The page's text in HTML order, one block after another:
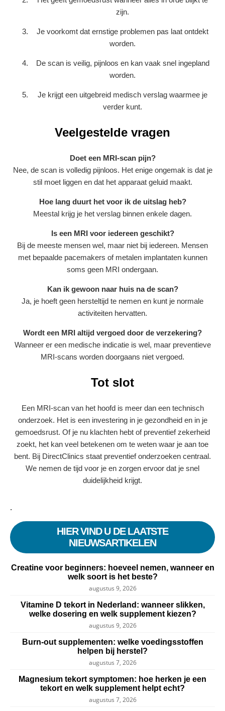
zijn.
Je voorkomt dat ernstige problemen pas laat ontdekt
worden.
De scan is veilig, pijnloos en kan vaak snel ingepland
worden.
Je krijgt een uitgebreid medisch verslag waarmee je
verder kunt.
Veelgestelde vragen
Doet een MRI-scan pijn?
Nee, de scan is volledig pijnloos. Het enige ongemak is dat je
stil moet liggen en dat het apparaat geluid maakt.
Hoe lang duurt het voor ik de uitslag heb?
Meestal krijg je het verslag binnen enkele dagen.
Is een MRI voor iedereen geschikt?
Bij de meeste mensen wel, maar niet bij iedereen. Mensen
met bepaalde pacemakers of metalen implantaten kunnen
soms geen MRI ondergaan.
Kan ik gewoon naar huis na de scan?
Ja, je hoeft geen hersteltijd te nemen en kunt je normale
activiteiten hervatten.
Wordt een MRI altijd vergoed door de verzekering?
Wanneer er een medische indicatie is wel, maar preventieve
MRI-scans worden doorgaans niet vergoed.
Tot slot
Een MRI-scan van het hoofd is meer dan een technisch
onderzoek. Het is een investering in je gezondheid en in je
gemoedsrust. Of je nu klachten hebt of preventief zekerheid
zoekt, het kan veel betekenen om te weten waar je aan toe
bent. Bij DirectClinics staat preventief onderzoeken centraal.
We nemen de tijd voor je en zorgen ervoor dat je snel
duidelijkheid krijgt.
.
HIER VIND U DE LAATSTE
NIEUWSARTIKELEN
Creatine voor beginners: hoeveel nemen, wanneer en
welk soort is het beste?
augustus 9, 2026
Vitamine D tekort in Nederland: wanneer slikken,
welke dosering en welk supplement kiezen?
augustus 9, 2026
Burn-out supplementen: welke voedingsstoffen
helpen bij herstel?
augustus 7, 2026
Magnesium tekort symptomen: hoe herken je een
tekort en welk supplement helpt echt?
augustus 7, 2026